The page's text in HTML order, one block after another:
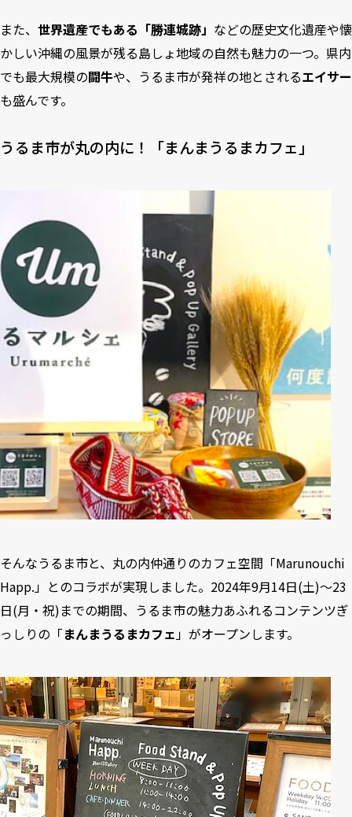
また、 世界遺産でもある「勝連城跡」 などの歴史文化遺産や懐
かしい沖縄の風景が残る島しょ地域の自然も魅力の一つ。県内
でも最大規模の闘牛や、うるま市が発祥の地とされるエイサー
も盛んです。
うるま市が丸の内に！「まんまうるまカフェ」
そんなうるま市と、丸の内仲通りのカフェ空間「Marunouchi
Happ.」とのコラボが実現しました。2024年9月14日(土)〜23
日(月・祝)までの期間、うるま市の魅力あふれるコンテンツぎ
っしりの「まんまうるまカフェ 」がオープンします。